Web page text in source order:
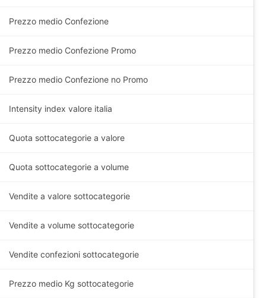
Prezzo medio Confezione
Prezzo medio Confezione Promo
Prezzo medio Confezione no Promo
Intensity index valore italia
Quota sottocategorie a valore
Quota sottocategorie a volume
Vendite a valore sottocategorie
Vendite a volume sottocategorie
Vendite confezioni sottocategorie
Prezzo medio Kg sottocategorie